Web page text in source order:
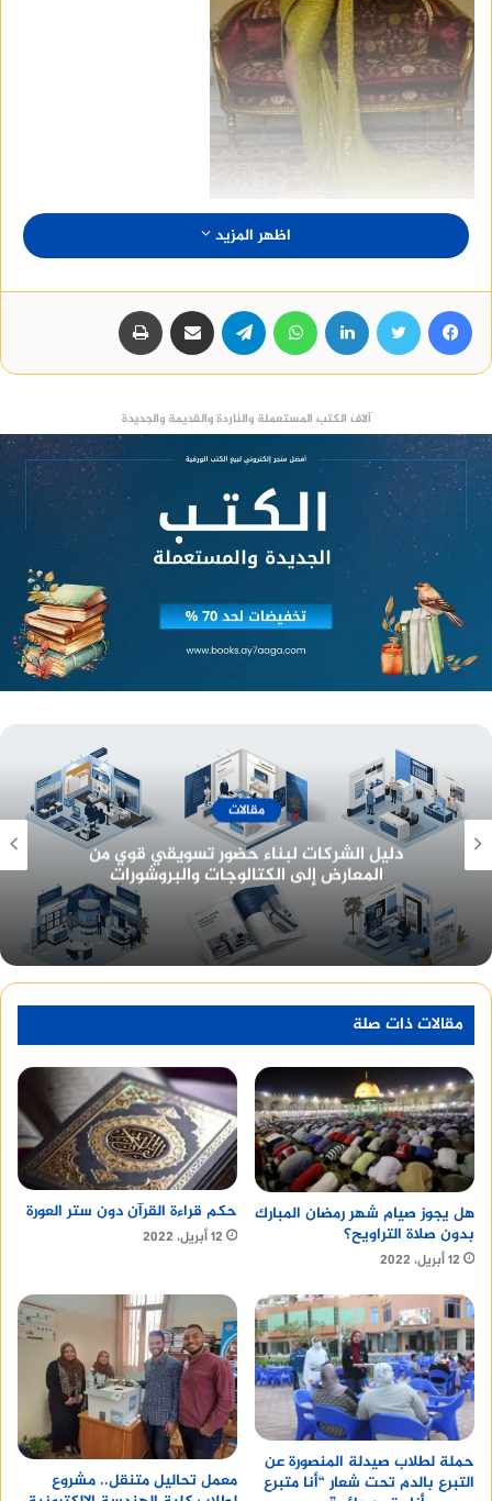
مع حلول فصل الخريف، يصبح الفستان هو القطعة
المثالية والأفضل للموسم المفضل عند الكثيرات، حيث
ارتداء الملابس الخفيفة الفضفاضة والمريحة.
منصة وساطة لبيع العقارات مجانا
اظهر المزيد
آلاف الكتب المستعملة والناردة والقديمة والجديدة
أسعار وخدمات
معرفة أسعار تصميم هوية تجارية وبناء بيئة عمل
احترافية للشركات
مقالات ذات صلة
هل يجوز صيام شهر رمضان المبارك
بدون صلاة التراويح؟
12 أبريل، 2022
حكم قراءة القرآن دون ستر العورة
12 أبريل، 2022
حملة لطلاب صيدلة المنصورة عن
التبرع بالدم تحت شعار “أنا متبرع
معمل تحاليل متنقل.. مشروع